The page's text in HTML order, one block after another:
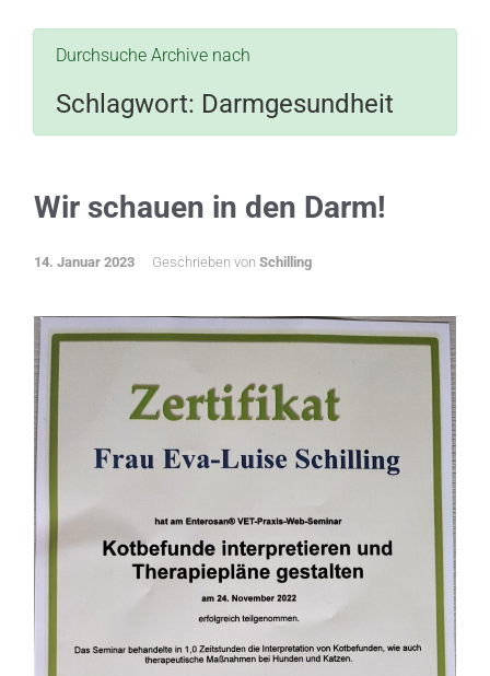
Durchsuche Archive nach
Schlagwort: Darmgesundheit
Wir schauen in den Darm!
14. Januar 2023 Geschrieben von Schilling